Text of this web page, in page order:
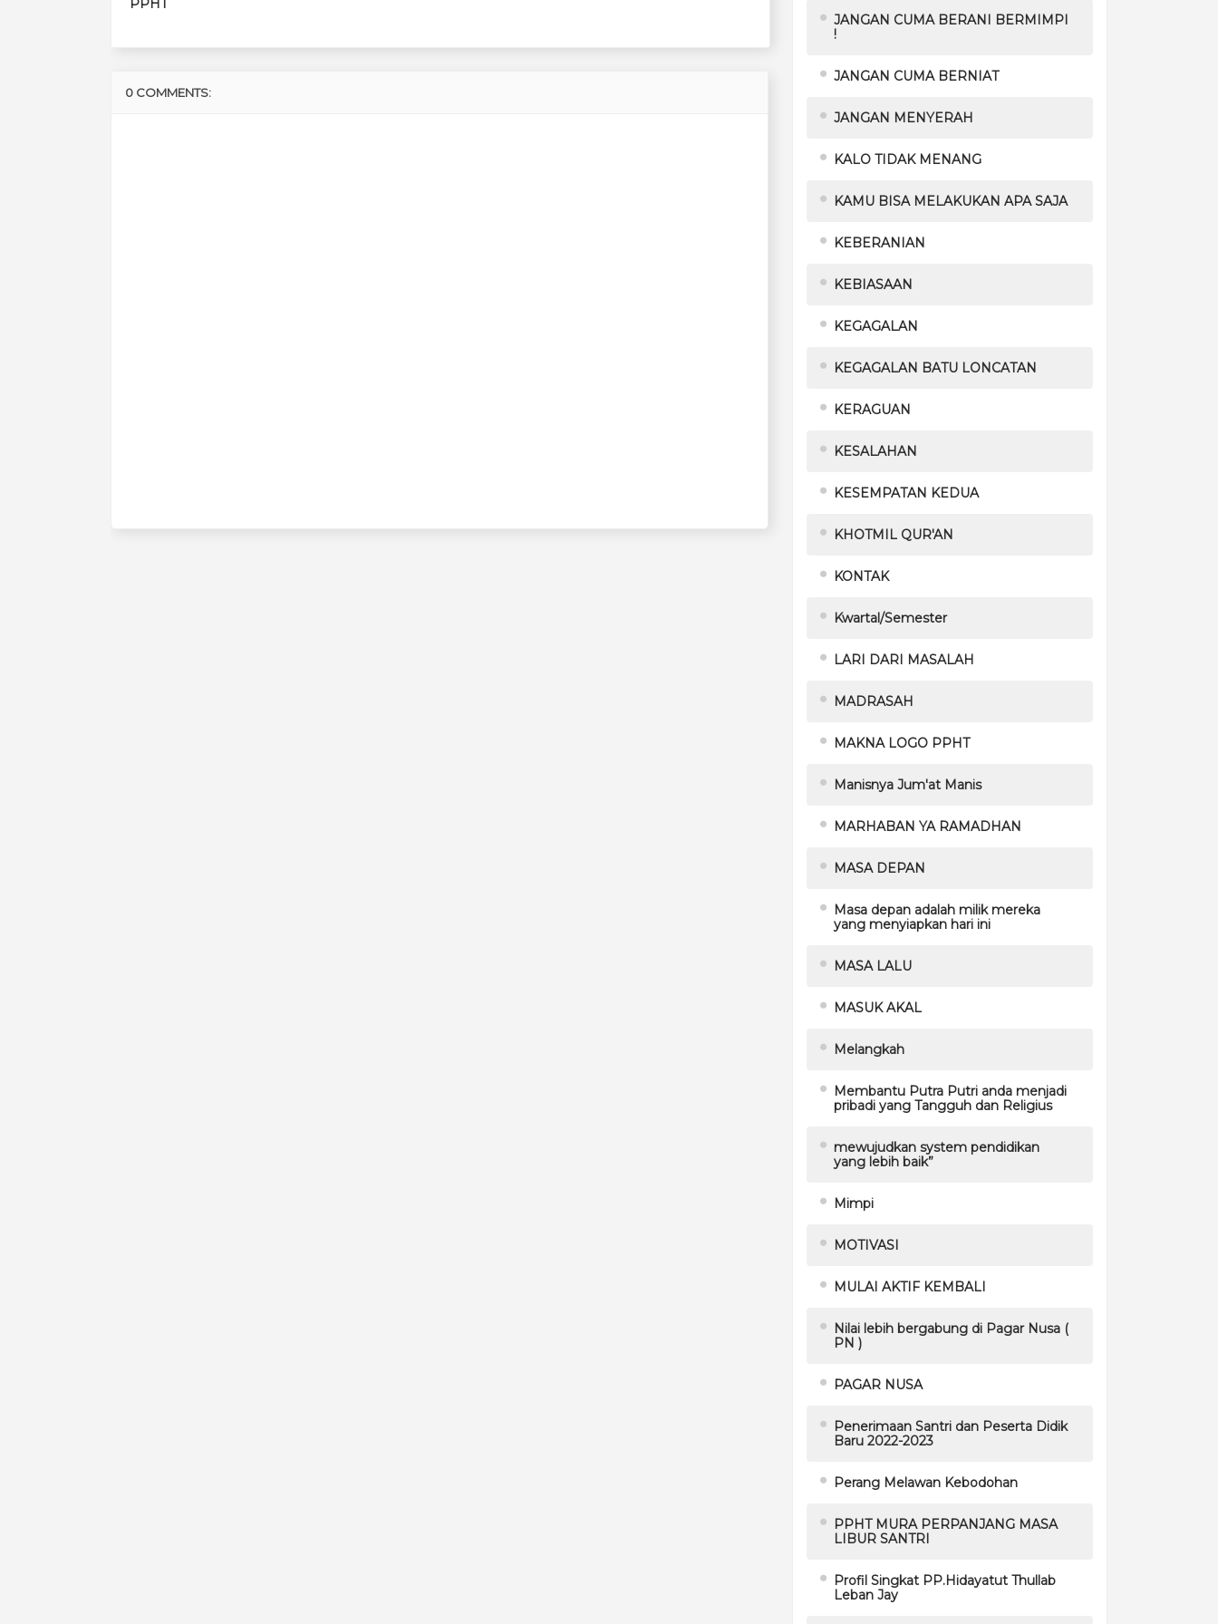
PPHT
0 COMMENTS:
JANGAN CUMA BERANI BERMIMPI
!
JANGAN CUMA BERNIAT
JANGAN MENYERAH
KALO TIDAK MENANG
KAMU BISA MELAKUKAN APA SAJA
KEBERANIAN
KEBIASAAN
KEGAGALAN
KEGAGALAN BATU LONCATAN
KERAGUAN
KESALAHAN
KESEMPATAN KEDUA
KHOTMIL QUR'AN
KONTAK
Kwartal/Semester
LARI DARI MASALAH
MADRASAH
MAKNA LOGO PPHT
Manisnya Jum'at Manis
MARHABAN YA RAMADHAN
MASA DEPAN
Masa depan adalah milik mereka
yang menyiapkan hari ini
MASA LALU
MASUK AKAL
Melangkah
Membantu Putra Putri anda menjadi
pribadi yang Tangguh dan Religius
mewujudkan system pendidikan
yang lebih baik”
Mimpi
MOTIVASI
MULAI AKTIF KEMBALI
Nilai lebih bergabung di Pagar Nusa (
PN )
PAGAR NUSA
Penerimaan Santri dan Peserta Didik
Baru 2022-2023
Perang Melawan Kebodohan
PPHT MURA PERPANJANG MASA
LIBUR SANTRI
Profil Singkat PP.Hidayatut Thullab
Leban Jay